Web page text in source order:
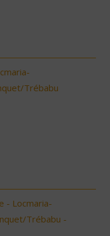
Trébabu
- Locmaria-
Trébabu -